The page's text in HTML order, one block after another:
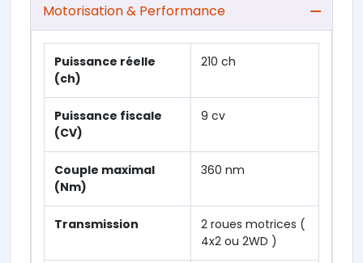
Motorisation & Performance
Puissance réelle
(ch)
210 ch
Puissance fiscale
(CV)
9 cv
Couple maximal
(Nm)
360 nm
Transmission
2 roues motrices (
4x2 ou 2WD )